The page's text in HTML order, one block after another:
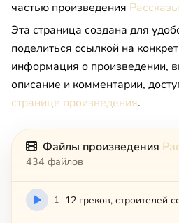
частью произведения
Эта страница создана для
поделиться ссылкой на
информация о произведении,
описание и комментарии,
странице произведения.
Файлы произведения
434 файлов
1